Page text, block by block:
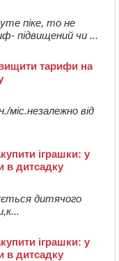
піке, то не
підвищений чи ...
тарифи на
міс.незалежно від
іграшки: у
в дитсадку
дитячого
іграшки: у
в дитсадку